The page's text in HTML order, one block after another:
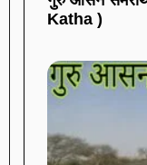
Katha )